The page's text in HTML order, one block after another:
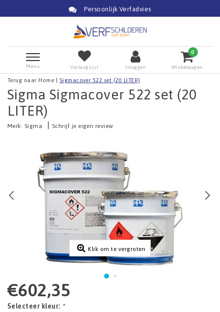
Persoonlijk Verfadvies
Menu Verlanglijst Inloggen
0
Winkelwagen
Terug naar Home Sigmacover 522 set (20 LITER)
Sigma Sigmacover 522 set (20
LITER)
Merk: Sigma Schrijf je eigen review
Klik om te vergroten
€602,35
Selecteer kleur: *